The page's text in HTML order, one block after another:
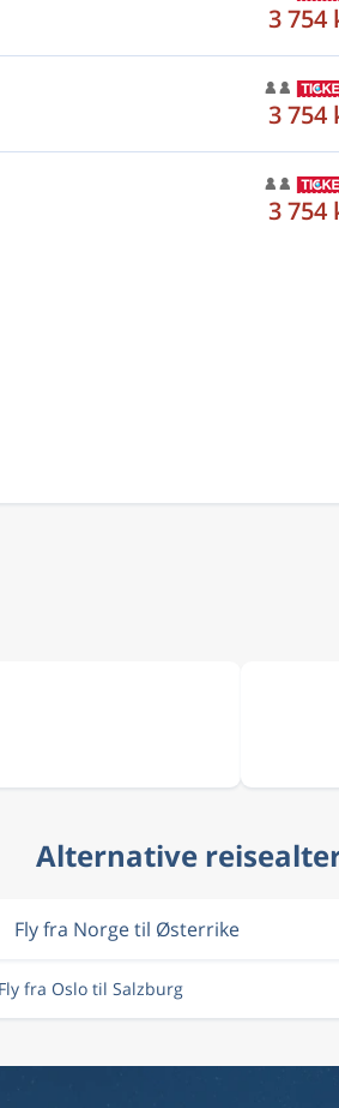
3 754
3 754
3 754
Alternative
Fly fra Norge til Østerrike
Fly fra Oslo til Salzburg